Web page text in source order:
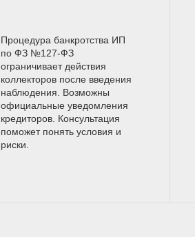
Процедура банкротства ИП
по ФЗ №127-ФЗ
ограничивает действия
коллекторов после введения
наблюдения. Возможны
официальные уведомления
кредиторов. Консультация
поможет понять условия и
риски.